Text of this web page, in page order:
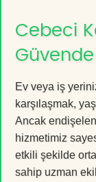
Cebeci
Güvende
Ev veya iş
karşılaşmak,
Ancak
hizmetimiz
etkili şekilde
sahip uzman